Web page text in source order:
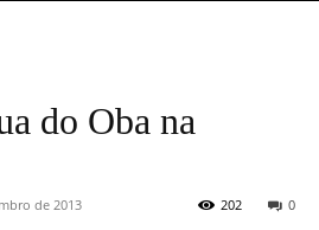
do Oba na
de 2013 0
202